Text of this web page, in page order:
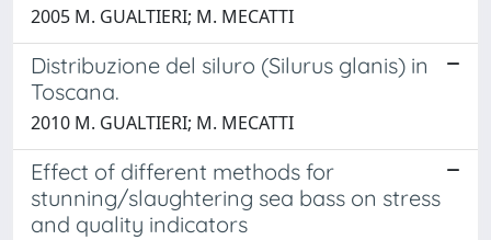
2005 M. GUALTIERI; M. MECATTI
Distribuzione del siluro (Silurus glanis) in
Toscana.
2010 M. GUALTIERI; M. MECATTI
Effect of different methods for
stunning/slaughtering sea bass on stress
and quality indicators